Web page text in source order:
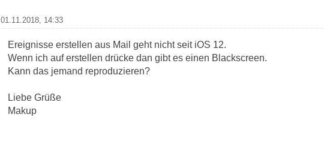
01.11.2018, 14:33
Ereignisse erstellen aus Mail geht nicht seit iOS 12.
Wenn ich auf erstellen drücke dan gibt es einen Blackscreen.
Kann das jemand reproduzieren?
Liebe Grüße
Makup